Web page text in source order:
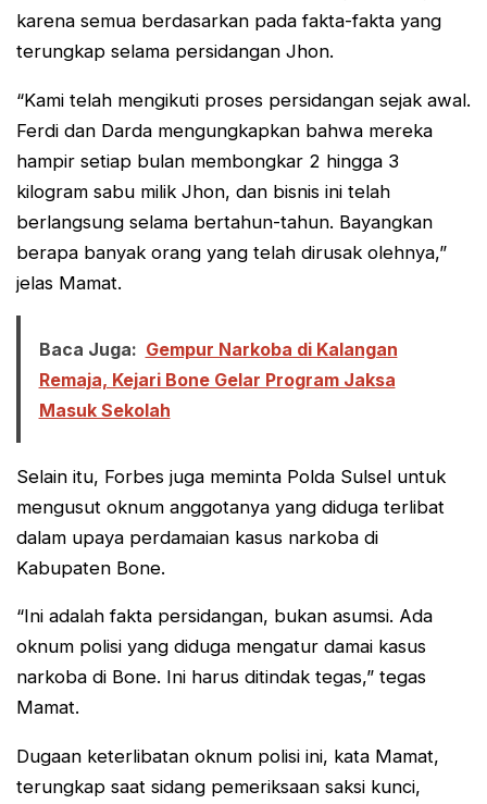
karena semua berdasarkan pada fakta-fakta yang
terungkap selama persidangan Jhon.
“Kami telah mengikuti proses persidangan sejak awal.
Ferdi dan Darda mengungkapkan bahwa mereka
hampir setiap bulan membongkar 2 hingga 3
kilogram sabu milik Jhon, dan bisnis ini telah
berlangsung selama bertahun-tahun. Bayangkan
berapa banyak orang yang telah dirusak olehnya,”
jelas Mamat.
Baca Juga: Gempur Narkoba di Kalangan
Remaja, Kejari Bone Gelar Program Jaksa
Masuk Sekolah
Selain itu, Forbes juga meminta Polda Sulsel untuk
mengusut oknum anggotanya yang diduga terlibat
dalam upaya perdamaian kasus narkoba di
Kabupaten Bone.
“Ini adalah fakta persidangan, bukan asumsi. Ada
oknum polisi yang diduga mengatur damai kasus
narkoba di Bone. Ini harus ditindak tegas,” tegas
Mamat.
Dugaan keterlibatan oknum polisi ini, kata Mamat,
terungkap saat sidang pemeriksaan saksi kunci,